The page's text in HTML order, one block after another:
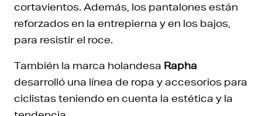
cortavientos. Además, los pantalones están
reforzados en la entrepierna y en los bajos,
para resistir el roce.
También la marca holandesa Rapha
desarrolló una línea de ropa y accesorios para
ciclistas teniendo en cuenta la estética y la